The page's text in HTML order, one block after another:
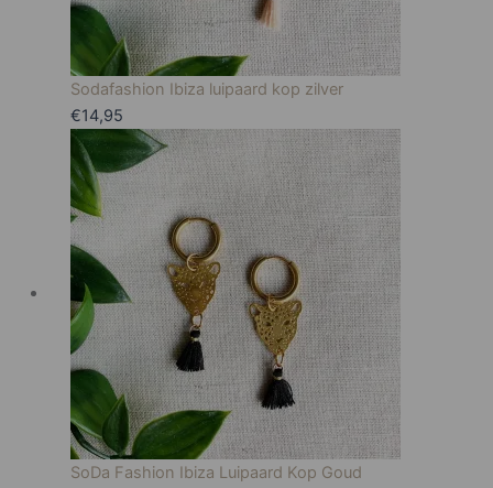
Sodafashion Ibiza luipaard kop zilver
€14,95
SoDa Fashion Ibiza Luipaard Kop Goud